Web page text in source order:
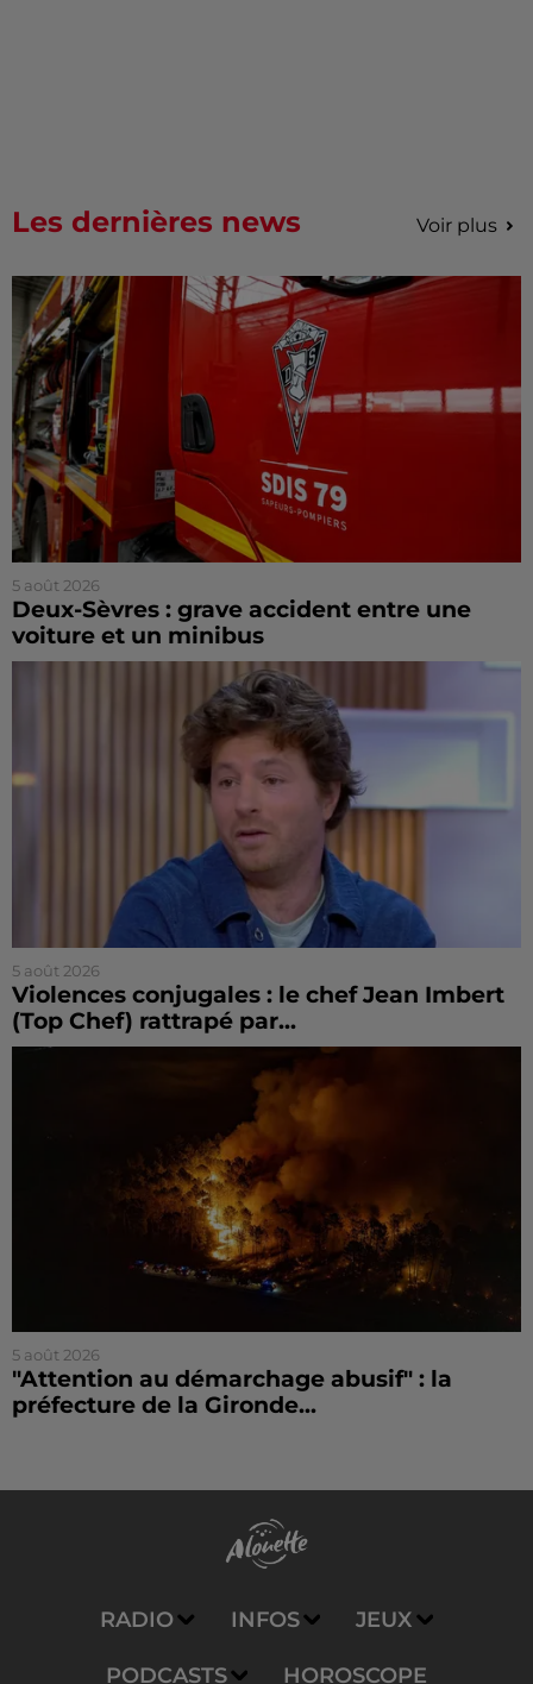
Les dernières news Voir plus
5 août 2026
Deux-Sèvres : grave accident entre une
voiture et un minibus
5 août 2026
Violences conjugales : le chef Jean Imbert
(Top Chef) rattrapé par...
5 août 2026
"Attention au démarchage abusif" : la
préfecture de la Gironde...
RADIO INFOS JEUX
PODCASTS HOROSCOPE